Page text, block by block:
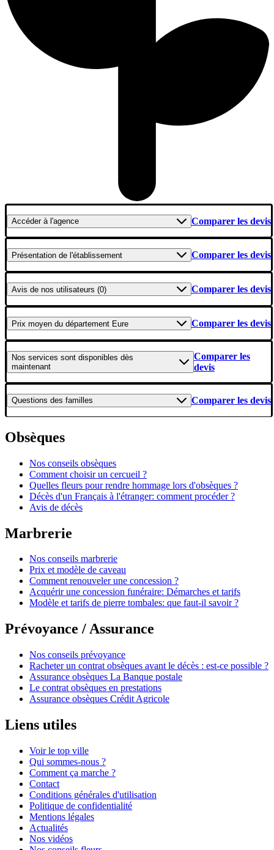
Accéderà l'agence Comparer les devis
Présentation de l'établissement Comparer les devis
Avis de nos utilisateurs (0) Comparer les devis
Prix moyen du département Eure Comparer les devis
Nos services sont disponibles dès
maintenant
Comparer les
devis
Questions des familles Comparer les devis
Obsèques
Nos conseils obsèques
Comment choisir un cercueil ?
Quelles fleurs pour rendre hommage lors d'obsèques ?
Décès d'un Français à l'étranger: comment procéder ?
Avis de décès
Marbrerie
Nos conseils marbrerie
Prix et modèle de caveau
Comment renouveler une concession ?
Acquérir une concession funéraire: Démarches et tarifs
Modèle et tarifs de pierre tombales: que faut-il savoir ?
Prévoyance / Assurance
Nos conseils prévoyance
Racheter un contrat obsèques avant le décès : est-ce possible ?
Assurance obsèques La Banque postale
Le contrat obsèques en prestations
Assurance obsèques Crédit Agricole
Liens utiles
Voir le top ville
Qui sommes-nous ?
Comment ça marche ?
Contact
Conditions générales d'utilisation
Politique de confidentialité
Mentions légales
Actualités
Nos vidéos